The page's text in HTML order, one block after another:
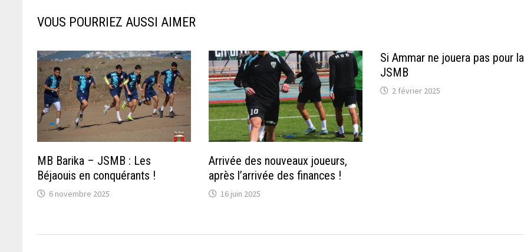
VOUS POURRIEZ AUSSI AIMER
MB Barika – JSMB : Les
Béjaouis en conquérants !
6 novembre 2025
Arrivée des nouveaux joueurs,
après l’arrivée des finances !
16 juin 2025
Si Ammar ne jouera pas pour la
JSMB
2 février 2025